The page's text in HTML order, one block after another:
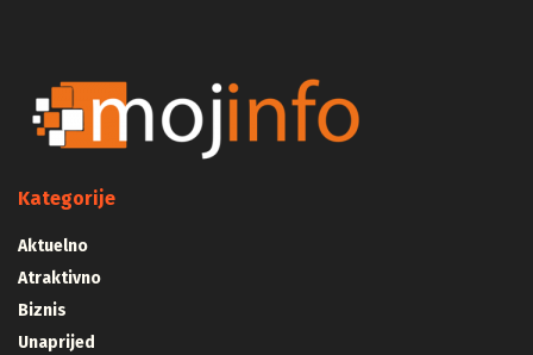
Kategorije
Aktuelno
Atraktivno
Biznis
Unaprijed